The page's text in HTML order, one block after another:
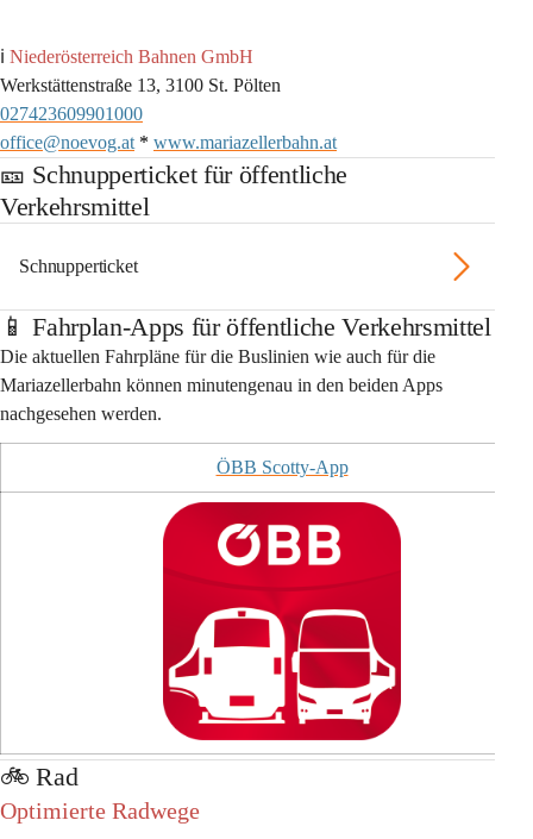
ℹ️ Niederösterreich Bahnen GmbH
Werkstättenstraße 13, 3100 St. Pölten
027423609901000
office@noevog.at * www.mariazellerbahn.at
🎫 Schnupperticket für öffentliche
Verkehrsmittel
Schnupperticket
📱 Fahrplan-Apps für öffentliche Verkehrsmittel
Die aktuellen Fahrpläne für die Buslinien wie auch für die
Mariazellerbahn können minutengenau in den beiden Apps
nachgesehen werden.
ÖBB Scotty-App
🚲️ Rad
Optimierte Radwege